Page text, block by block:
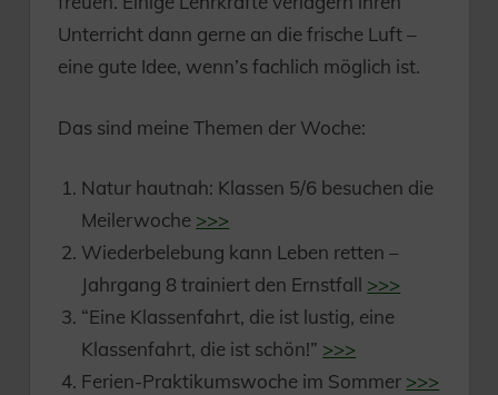
Unterricht dann gerne an die frische Luft –
eine gute Idee, wenn’s fachlich möglich ist.
Das sind meine Themen der Woche:
Natur hautnah: Klassen 5/6 besuchen die
Meilerwoche >>>
Wiederbelebung kann Leben retten –
Jahrgang 8 trainiert den Ernstfall >>>
“Eine Klassenfahrt, die ist lustig, eine
Klassenfahrt, die ist schön!” >>>
Ferien-Praktikumswoche im Sommer >>>